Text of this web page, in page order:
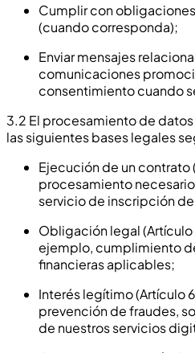
Cumplir con
(cuando corresponda);
Enviar mensajes
comunicaciones
consentimiento cuando
3.2 El procesamiento de datos
las siguientes bases legales
Ejecución de un contrato
procesamiento
servicio de inscripción
Obligación legal (Artículo
ejemplo, cumplimiento
financieras aplicables;
Interés legítimo (Artículo
prevención de fraudes,
de nuestros servicios